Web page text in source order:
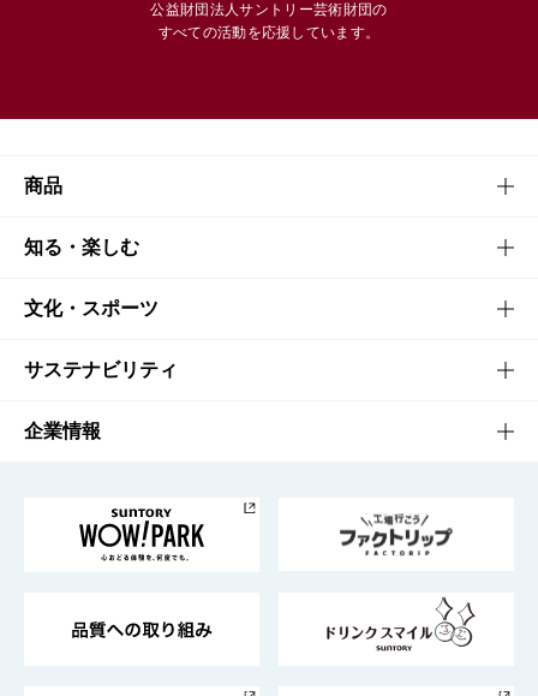
公益財団法人サントリー芸術財団の
すべての活動を応援しています。
商品
商品TOP
商品一覧
商品発売情報
栄養成分一覧
知る・楽しむ
知る・楽しむTOP
キャンペーン
工場見学
地域情報
文化・スポーツ
文化・スポーツTOP
サントリーホール
サントリーサンバーズ大阪
サステナビリティ
サステナビリティTOP
サントリーが考えるサステナビリティ経営
企業情報
企業概要